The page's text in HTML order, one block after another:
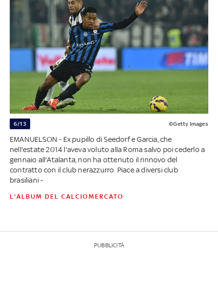
6/13 ©Getty Images
EMANUELSON - Ex pupillo di Seedorf e Garcia, che
nell'estate 2014 l'aveva voluto alla Roma salvo poi cederlo a
gennaio all'Atalanta, non ha ottenuto il rinnovo del
contratto con il club nerazzurro. Piace a diversi club
brasiliani -
L'ALBUM DEL CALCIOMERCATO
PUBBLICITÀ